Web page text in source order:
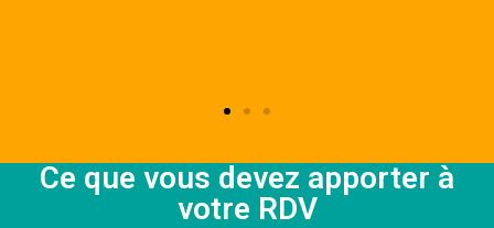
Ce que vous devez apporter à
votre RDV